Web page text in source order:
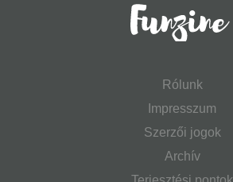
Rólunk
Impresszum
Szerzői jogok
Archív